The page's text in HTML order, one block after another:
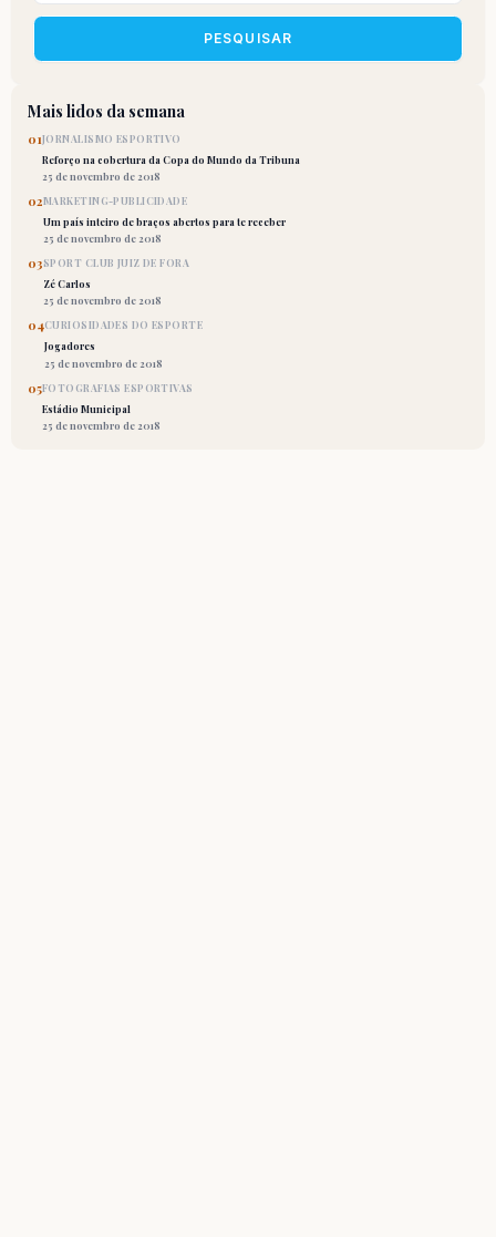
PESQUISAR
Mais lidos da semana
01JORNALISMO ESPORTIVO
Reforço na cobertura da Copa do Mundo da Tribuna
25 de novembro de 2018
02MARKETING-PUBLICIDADE
Um país inteiro de braços abertos para te receber
25 de novembro de 2018
03SPORT CLUB JUIZ DE FORA
Zé Carlos
25 de novembro de 2018
04CURIOSIDADES DO ESPORTE
Jogadores
25 de novembro de 2018
05FOTOGRAFIAS ESPORTIVAS
Estádio Municipal
25 de novembro de 2018